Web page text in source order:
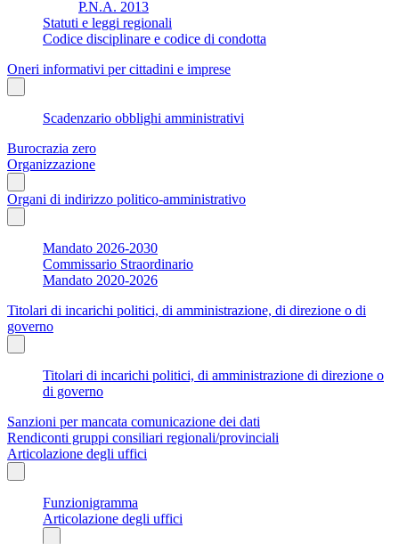
P.N.A. 2013
Statuti e leggi regionali
Codice disciplinare e codice di condotta
Oneri informativi per cittadini e imprese
Scadenzario obblighi amministrativi
Burocrazia zero
Organizzazione
Organi di indirizzo politico-amministrativo
Mandato 2026-2030
Commissario Straordinario
Mandato 2020-2026
Titolari di incarichi politici, di amministrazione, di direzione o di
governo
Titolari di incarichi politici, di amministrazione di direzione o
di governo
Sanzioni per mancata comunicazione dei dati
Rendiconti gruppi consiliari regionali/provinciali
Articolazione degli uffici
Funzionigramma
Articolazione degli uffici